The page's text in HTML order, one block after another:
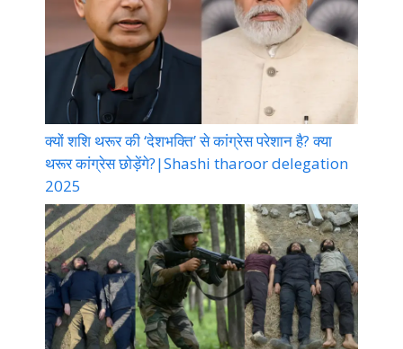
क्यों शशि थरूर की ‘देशभक्ति’ से कांग्रेस परेशान है? क्या
थरूर कांग्रेस छोड़ेंगे?|Shashi tharoor delegation
2025